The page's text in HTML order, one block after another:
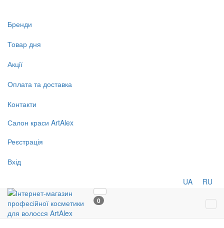
Бренди
Товар дня
Акції
Оплата та доставка
Контакти
Салон краси ArtAlex
Реєстрація
Вхід
UA RU
0